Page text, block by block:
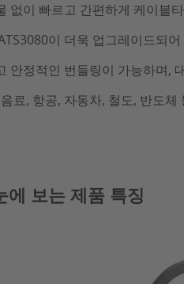
없이 빠르고 간편하게 케이블
이 더욱 업그레이드되
안정적인 번들링이 가능하며,
료, 항공, 자동차, 철도, 반도
에 보는 제품 특징